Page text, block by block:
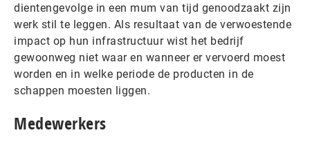
dientengevolge in een mum van tijd genoodzaakt zijn
werk stil te leggen. Als resultaat van de verwoestende
impact op hun infrastructuur wist het bedrijf
gewoonweg niet waar en wanneer er vervoerd moest
worden en in welke periode de producten in de
schappen moesten liggen.
Medewerkers